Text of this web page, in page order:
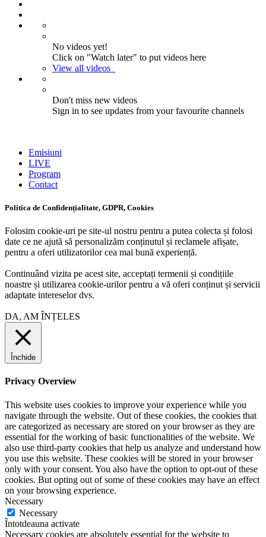
No videos yet!
Click on "Watch later" to put videos here
View all videos
Don't miss new videos
Sign in to see updates from your favourite channels
Emisiuni
LIVE
Program
Contact
Politica de Confidențialitate, GDPR, Cookies
Folosim cookie-uri pe site-ul nostru pentru a putea colecta și folosi
date ce ne ajută să personalizăm conținutul și reclamele afișate,
pentru a oferi utilizatorilor cea mai bună experiență.
Continuând vizita pe acest site, acceptați termenii și condițiile
noastre și utilizarea cookie-urilor pentru a vă oferi conținut și servicii
adaptate intereselor dvs.
DA, AM ÎNȚELES
Închide
Privacy Overview
This website uses cookies to improve your experience while you
navigate through the website. Out of these cookies, the cookies that
are categorized as necessary are stored on your browser as they are
essential for the working of basic functionalities of the website. We
also use third-party cookies that help us analyze and understand how
you use this website. These cookies will be stored in your browser
only with your consent. You also have the option to opt-out of these
cookies. But opting out of some of these cookies may have an effect
on your browsing experience.
Necessary
Necessary
Întotdeauna activate
Necessary cookies are absolutely essential for the website to